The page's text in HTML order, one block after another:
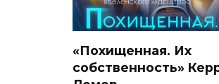
«Похищенная. Их
собственность»